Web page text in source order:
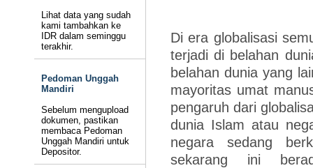
Lihat data yang sudah
kami tambahkan ke
IDR dalam seminggu
terakhir.
Pedoman Unggah
Mandiri
Sebelum mengupload
dokumen, pastikan
membaca Pedoman
Unggah Mandiri untuk
Depositor.
Di era globalisasi
terjadi di belahan
belahan dunia yang
mayoritas umat
pengaruh dari
dunia Islam atau
negara sedang
sekarang ini